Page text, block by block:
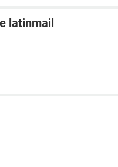
latinmail